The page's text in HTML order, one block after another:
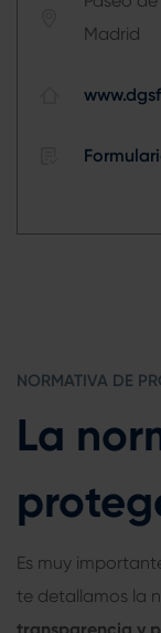
Madrid
NORMATIVA DE
La
Es muy
te detallamos la